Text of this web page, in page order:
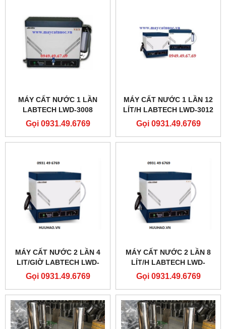
MÁY CẤT NƯỚC 1 LẦN
LABTECH LWD-3008
Gọi 0931.49.6769
MÁY CẤT NƯỚC 1 LẦN 12
LÍT/H LABTECH LWD-3012
Gọi 0931.49.6769
MÁY CẤT NƯỚC 2 LẦN 4
LIT/GIỜ LABTECH LWD-
3005D
Gọi 0931.49.6769
MÁY CẤT NƯỚC 2 LẦN 8
LÍT/H LABTECH LWD-
3010D
Gọi 0931.49.6769